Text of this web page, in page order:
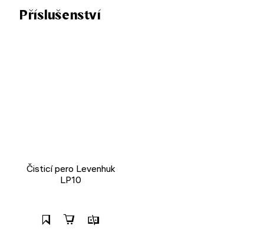
Příslušenství
Čisticí pero Levenhuk
LP10